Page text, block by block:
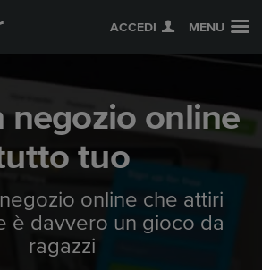
ACCEDI MENU
negozio online
tuo
online che attiri
è davvero un gioco da
ragazzi